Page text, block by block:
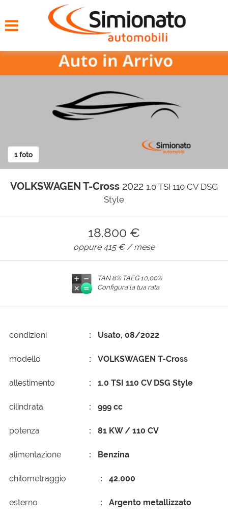
NOLEGGIO
PROMO FIN-LIGHT
CONTATTI
AREA COMMERCIANTI
1 foto
VOLKSWAGEN T-Cross 2022 1.0 TSI 110 CV DSG
Style
18.800 €
oppure415 €/ mese
TAN 8% TAEG 10,00%
Configura la tua rata
condizioni Usato, 08/2022
modello VOLKSWAGEN T-Cross
allestimento 1.0 TSI 110 CV DSG Style
cilindrata 999 cc
potenza 81 KW / 110 CV
alimentazione Benzina
chilometraggio 42.000
esterno Argento metallizzato